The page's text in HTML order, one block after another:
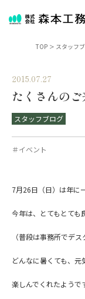
TOP > スタッフ
2015.07.27
たくさんの
スタッフブログ
＃イベント
7月26日（日）は年に
今年は、とてもとても
（普段は事務所でデ
どんなに暑くても、
楽しんでくれたようで